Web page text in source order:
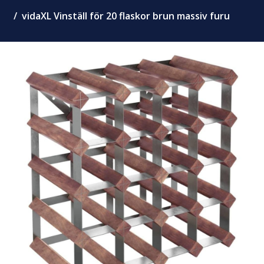
vidaXL Vinställ för 20 flaskor brun massiv furu